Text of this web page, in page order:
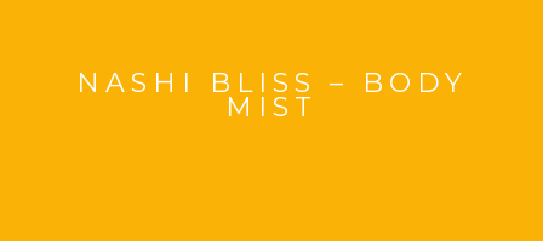
NASHI BLISS – BODY
MIST